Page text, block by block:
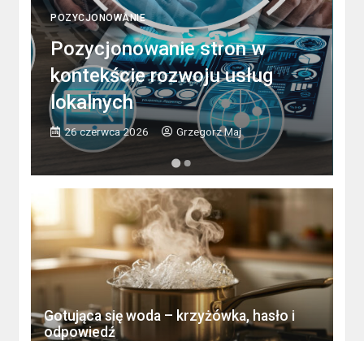
POZYCJONOWANIE
Pozycjonowanie stron w
kontekście rozwoju usług
lokalnych
26 czerwca 2026 Grzegorz Maj
Gotująca się woda – krzyżówka, hasło i
odpowiedź